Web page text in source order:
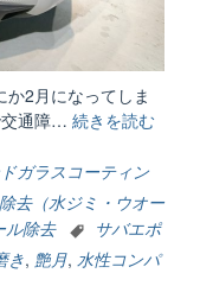
2月になってしま
交通障… 続きを読む
う
の
ガラスコーティン
去（水ジミ・ウオー
ル除去
サバエポ
き, 艶月, 水性コンパ